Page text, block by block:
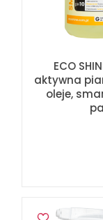
ECO
aktywna
oleje,